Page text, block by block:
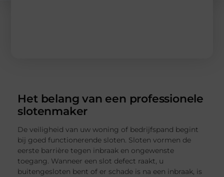
Het belang van een professionele
slotenmaker
De veiligheid van uw woning of bedrijfspand begint
bij goed functionerende sloten. Sloten vormen de
eerste barrière tegen inbraak en ongewenste
toegang. Wanneer een slot defect raakt, u
buitengesloten bent of er schade is na een inbraak, is